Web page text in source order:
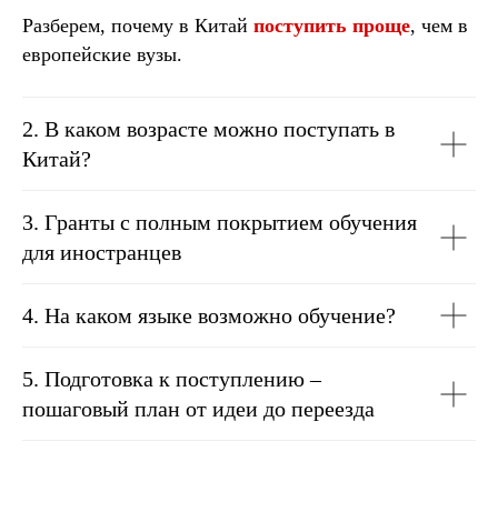
Разберем, почему в Китай поступить проще, чем в
европейские вузы.
2. В каком возрасте можно поступать в
Китай?
3. Гранты с полным покрытием обучения
для иностранцев
4. На каком языке возможно обучение?
5. Подготовка к поступлению –
пошаговый план от идеи до переезда